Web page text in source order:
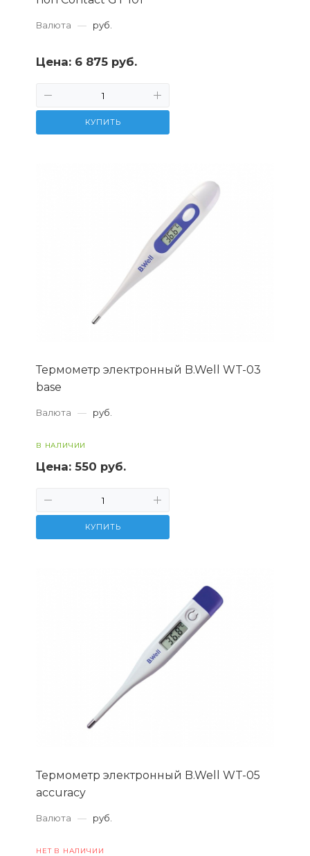
Валюта — руб.
Цена: 6 875 руб.
КУПИТЬ
Термометр электронный B.Well WT-03
base
Валюта — руб.
В НАЛИЧИИ
Цена: 550 руб.
КУПИТЬ
Термометр электронный B.Well WT-05
accuracy
Валюта — руб.
НЕТ В НАЛИЧИИ